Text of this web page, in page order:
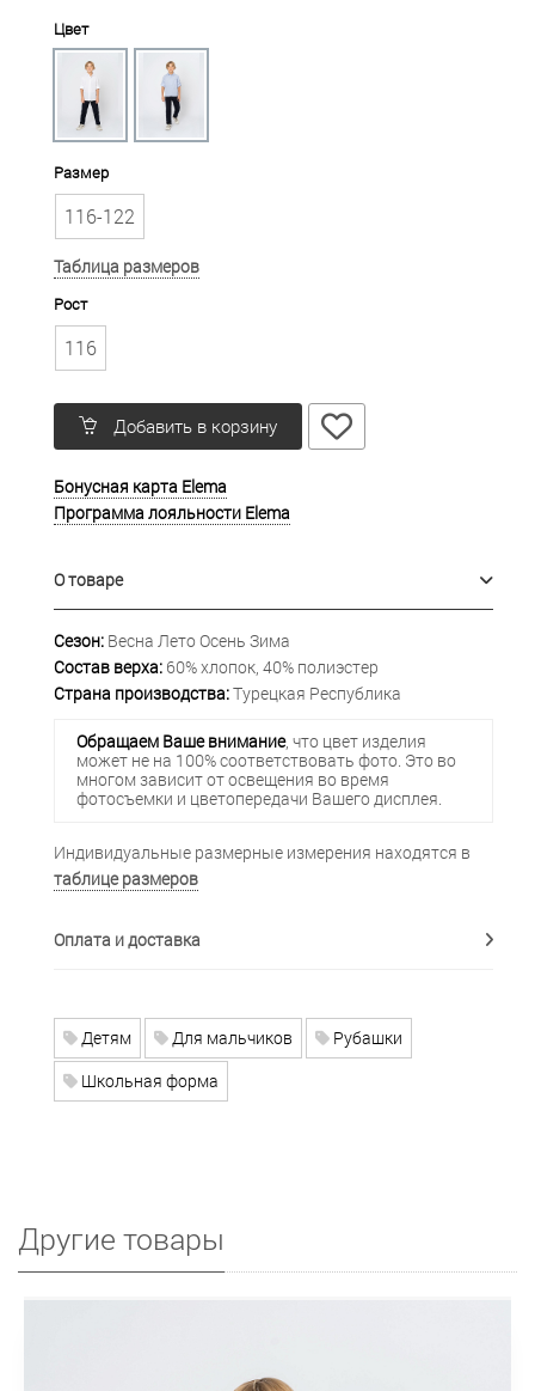
Цвет
Размер
116-122
Таблица размеров
Рост
116
Добавить в корзину
Бонусная карта Elema
Программа лояльности Elema
О товаре
Сезон: Весна Лето Осень Зима
Состав верха: 60% хлопок, 40% полиэстер
Страна производства:Турецкая Республика
Обращаем Ваше внимание, что цвет изделия
может не на 100% соответствовать фото. Это во
многом зависит от освещения во время
фотосъемки и цветопередачи Вашего дисплея.
Индивидуальные размерные измерения находятся в
таблице размеров
Оплата и доставка
Детям Для мальчиков
Рубашки
Школьная форма
Другие товары